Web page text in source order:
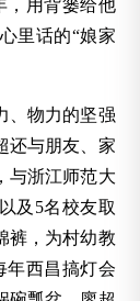
，用背篓给他
里话的“娘家
、物力的坚强
还与朋友、家
与浙江师范大
及5名校友取
裤，为村幼教
年西昌搞灯会